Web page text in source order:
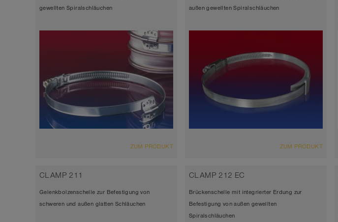
gewellten Spiralschläuchen
ZUM PRODUKT
außen gewellten Spiralschläuchen
ZUM PRODUKT
CLAMP 211
Gelenkbolzenschelle zur Befestigung von
schweren und außen glatten Schläuchen
CLAMP 212 EC
Brückenschelle mit integrierter Erdung zur
Befestigung von außen gewellten
Spiralschläuchen